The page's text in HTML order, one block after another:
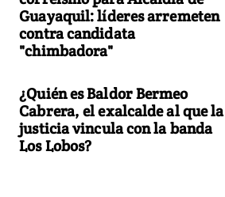
Guayaquil: líderes arremeten
contra candidata
"chimbadora"
¿Quién es Baldor Bermeo
Cabrera, el exalcalde al que la
justicia vincula con la banda
Los Lobos?